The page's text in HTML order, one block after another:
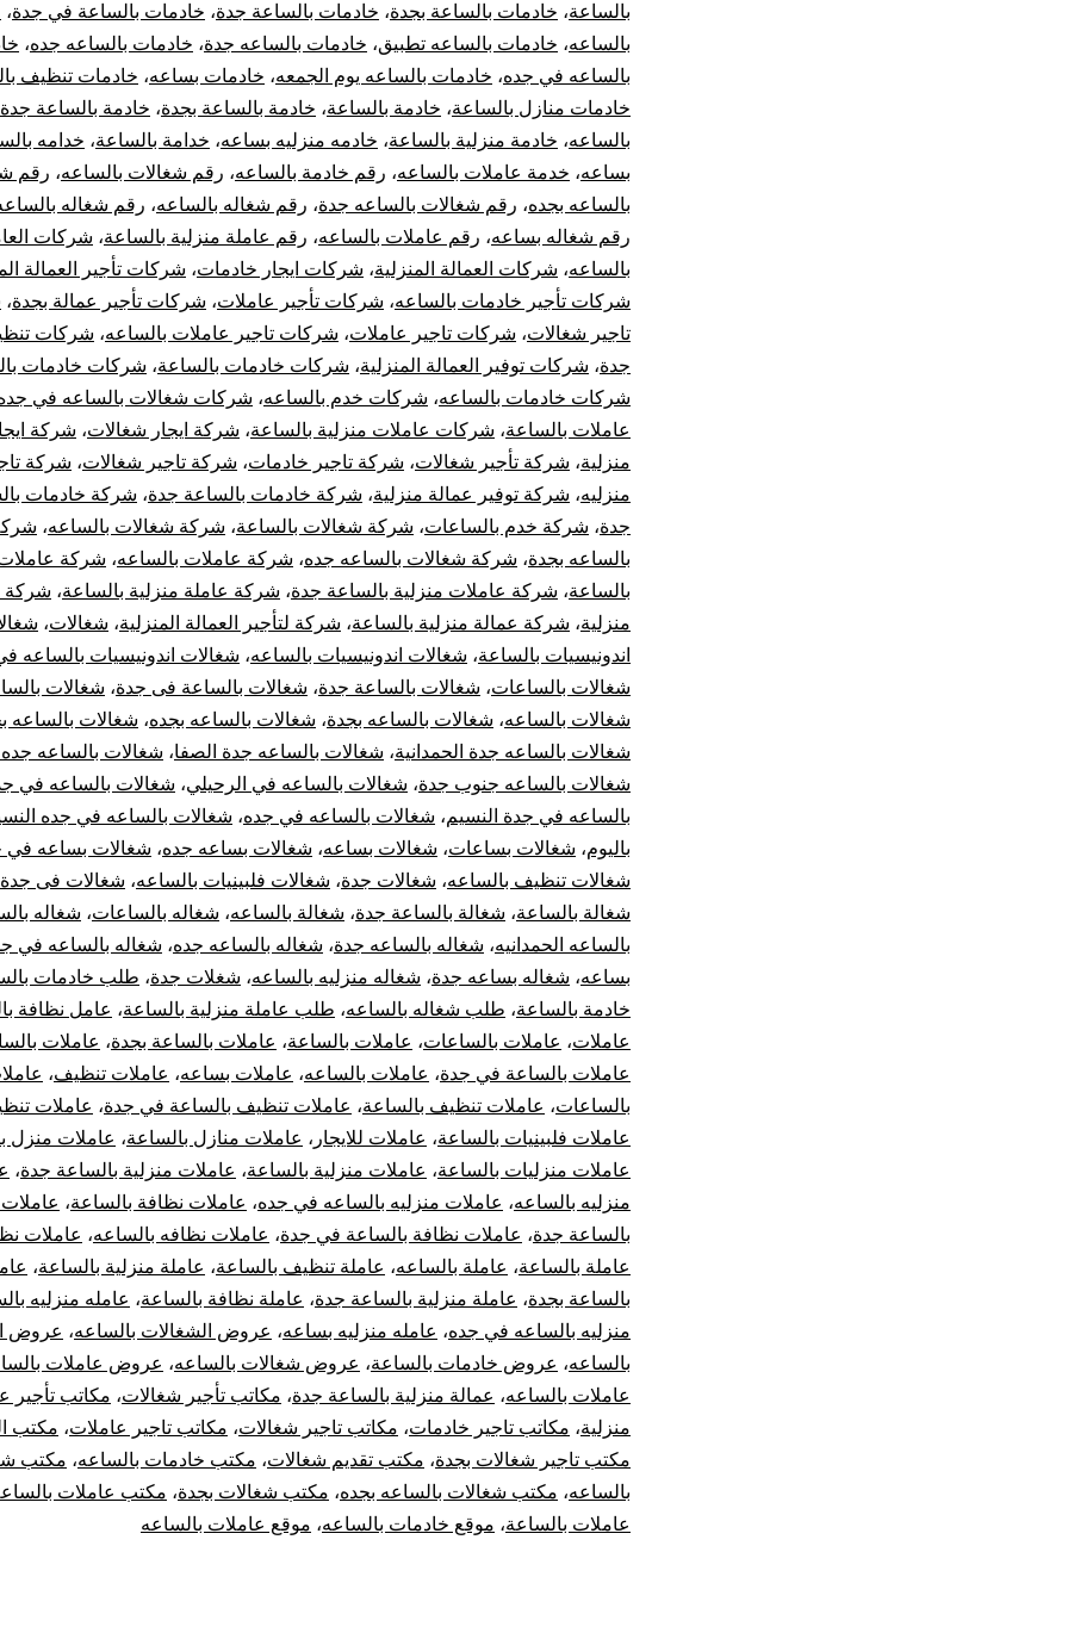
بالساعة، خادمات بالساعة بجدة، خادمات بالساعة جدة، خادمات بالساعة في جدة،
بالساعه، خادمات بالساعه تطبيق، خادمات بالساعه جدة، خادمات بالساعه جده،
بالساعه في جده، خادمات بالساعه يوم الجمعه، خادمات بساعه، خادمات تنظيف
خادمات منازل بالساعة، خادمة بالساعة، خادمة بالساعة بجدة، خادمة بالساعة جدة
بالساعه، خادمة منزلية بالساعة، خادمه منزليه بساعه، خدامة بالساعة، خدامه
بساعه، خدمة عاملات بالساعه، رقم خادمة بالساعه، رقم شغالات بالساعه، رقم
بالساعه بجده، رقم شغالات بالساعه جدة، رقم شغاله بالساعه، رقم شغاله
رقم شغاله بساعه، رقم عاملات بالساعه، رقم عاملة منزلية بالساعة، شركات
بالساعه، شركات العمالة المنزلية، شركات ايجار خادمات، شركات تأجير العمالة
شركات تأجير خادمات بالساعه، شركات تأجير عاملات، شركات تأجير عمالة بجدة،
تاجير شغالات، شركات تاجير عاملات، شركات تاجير عاملات بالساعه، شركات
جدة، شركات توفير العمالة المنزلية، شركات خادمات بالساعة، شركات خادمات
شركات خادمات بالساعه، شركات خدم بالساعه، شركات شغالات بالساعه في
عاملات بالساعة، شركات عاملات منزلية بالساعة، شركة ايجار شغالات، شركة
منزلية، شركة تأجير شغالات، شركة تاجير خادمات، شركة تاجير شغالات، شركة
منزليه، شركة توفير عمالة منزلية، شركة خادمات بالساعة جدة، شركة خادمات
جدة، شركة خدم بالساعات، شركة شغالات بالساعة، شركة شغالات بالساعه،
بالساعه بجدة، شركة شغالات بالساعه جده، شركة عاملات بالساعه، شركة
بالساعة، شركة عاملات منزلية بالساعة جدة، شركة عاملة منزلية بالساعة، شركة
منزلية، شركة عمالة منزلية بالساعة، شركة لتأجير العمالة المنزلية، شغالات،
اندونيسيات بالساعة، شغالات اندونيسيات بالساعه، شغالات اندونيسيات بالساعه
شغالات بالساعات، شغالات بالساعة جدة، شغالات بالساعة فى جدة، شغالات
شغالات بالساعه، شغالات بالساعه بجدة، شغالات بالساعه بجده، شغالات بالساعه
شغالات بالساعه جدة الحمدانية، شغالات بالساعه جدة الصفا، شغالات بالساعه جده
شغالات بالساعه جنوب جدة، شغالات بالساعه في الرحيلي، شغالات بالساعه في
بالساعه في جدة النسيم، شغالات بالساعه في جده، شغالات بالساعه في جده
باليوم، شغالات بساعات، شغالات بساعه، شغالات بساعه جده، شغالات بساعه في
شغالات تنظيف بالساعه، شغالات جدة، شغالات فلبينيات بالساعه، شغالات فى جدة
شغالة بالساعة، شغالة بالساعة جدة، شغالة بالساعه، شغاله بالساعات، شغاله
بالساعه الحمدانيه، شغاله بالساعه جدة، شغاله بالساعه جده، شغاله بالساعه في
بساعه، شغاله بساعه جدة، شغاله منزليه بالساعه، شغلات جدة، طلب خادمات
خادمة بالساعة، طلب شغاله بالساعه، طلب عاملة منزلية بالساعة، عامل نظافة
عاملات، عاملات بالساعات، عاملات بالساعة، عاملات بالساعة بجدة، عاملات
عاملات بالساعة في جدة، عاملات بالساعه، عاملات بساعه، عاملات تنظيف،
بالساعات، عاملات تنظيف بالساعة، عاملات تنظيف بالساعة في جدة، عاملات
عاملات فلبينيات بالساعة، عاملات للايجار ، عاملات منازل بالساعة، عاملات منزل
عاملات منزليات بالساعة، عاملات منزلية بالساعة، عاملات منزلية بالساعة جدة،
منزليه بالساعه، عاملات منزليه بالساعه في جده، عاملات نظافة بالساعة،
بالساعة جدة، عاملات نظافة بالساعة في جدة، عاملات نظافه بالساعه، عاملات
عاملة بالساعة، عاملة بالساعه، عاملة تنظيف بالساعة، عاملة منزلية بالساعة،
بالساعة بجدة، عاملة منزلية بالساعة جدة، عاملة نظافة بالساعة، عامله منزليه
منزليه بالساعه في جده، عامله منزليه بساعه، عروض الشغالات بالساعه، عروض
بالساعه، عروض خادمات بالساعة، عروض شغالات بالساعه، عروض عاملات
عاملات بالساعه، عمالة منزلية بالساعة جدة، مكاتب تأجير شغالات، مكاتب تأجير
منزلية، مكاتب تاجير خادمات، مكاتب تاجير شغالات، مكاتب تاجير عاملات، مكتب
مكتب تاجير شغالات بجدة، مكتب تقديم شغالات، مكتب خادمات بالساعه، مكتب
بالساعه، مكتب شغالات بالساعه بجده، مكتب شغالات بجدة، مكتب عاملات
عاملات بالساعة، موقع خادمات بالساعه، موقع عاملات بالساعه